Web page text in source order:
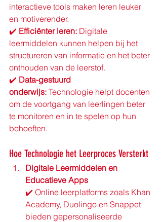
interactieve tools maken leren leuker
en motiverender.
✔️ Efficiënter leren: Digitale
leermiddelen kunnen helpen bij het
structureren van informatie en het beter
onthouden van de leerstof.
✔️ Data-gestuurd
onderwijs: Technologie helpt docenten
om de voortgang van leerlingen beter
te monitoren en in te spelen op hun
behoeften.
Hoe Technologie het Leerproces Versterkt
Digitale Leermiddelen en
Educatieve Apps
✔️ Online leerplatforms zoals Khan
Academy, Duolingo en Snappet
bieden gepersonaliseerde